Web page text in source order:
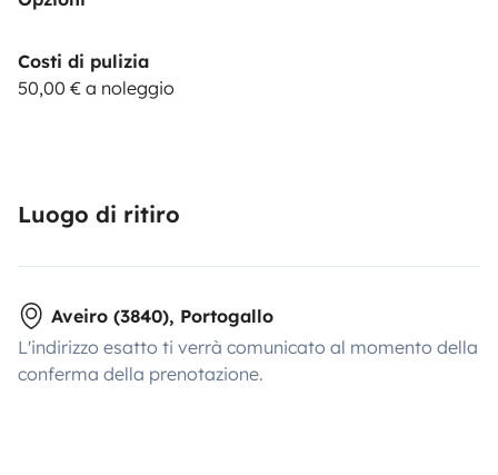
Costi di pulizia
50,00 € a noleggio
Luogo di ritiro
Aveiro (3840), Portogallo
L'indirizzo esatto ti verrà comunicato al momento della
conferma della prenotazione.